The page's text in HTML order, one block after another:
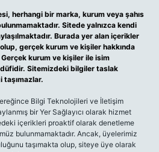
herhangi bir marka, kurum veya şahıs
Sitede yalnızca kendi
Burada yer alan içerikler
gerçek kurum ve kişiler hakkında
Gerçek kurum ve kişiler ile isim
Sitemizdeki bilgiler taslak
Bilgi Teknolojileri ve İletişim
bir Yer Sağlayıcı olarak hizmet
içerikleri proaktif olarak denetleme
bulunmamaktadır. Ancak, üyelerimiz
taşımakta olup, siteye üye olarak